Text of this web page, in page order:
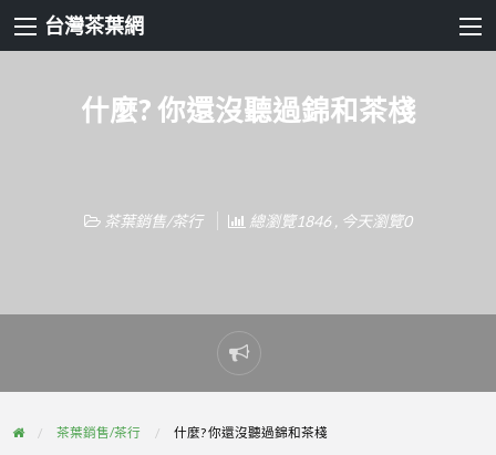
台灣茶葉網
什麼? 你還沒聽過錦和茶棧
茶葉銷售/茶行 總瀏覽1846 , 今天瀏覽0
Report
problem
茶葉銷售/茶行 什麼? 你還沒聽過錦和茶棧